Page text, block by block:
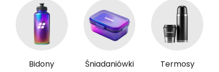
Bidony Śniadaniówki Termosy